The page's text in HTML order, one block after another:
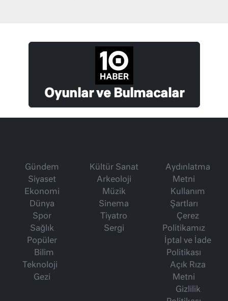
Oyunlar ve Bulmacalar
Gündem
Siyaset
Ekonomi
Dünya
Spor
Sağlık
Popüler
Bilim
Teknoloji
Gezi
Kültür Sanat
Arkeoloji
Müzik
Sinema
Tiyatro
Sergi
Aydınlatma
Metni
Kullanım
Şartları
Çerez
Politikamız
İptal ve İade
Politikası
Açık Rıza
Metni
Gizlilik